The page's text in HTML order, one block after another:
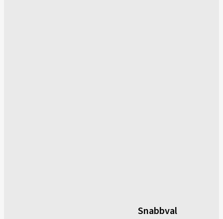
Snabbval